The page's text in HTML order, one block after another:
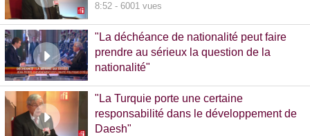
8:52 - 6001 vues
"La déchéance de nationalité peut faire
prendre au sérieux la question de la
nationalité"
"La Turquie porte une certaine
responsabilité dans le développement de
Daesh"